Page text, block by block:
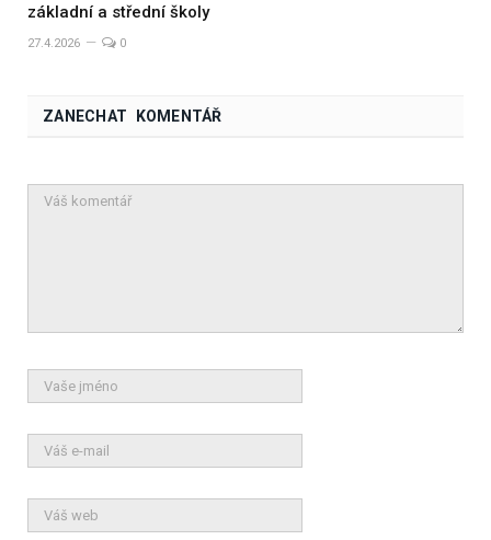
základní a střední školy
27.4.2026 0
ZANECHAT KOMENTÁŘ